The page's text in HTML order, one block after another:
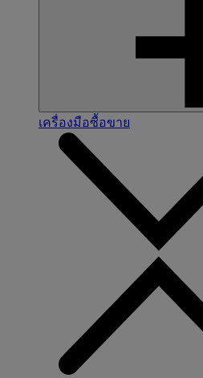
เครื่องมือซื้อขาย